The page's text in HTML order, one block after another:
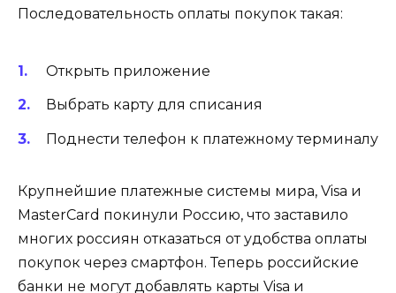
Последовательность оплаты покупок такая:
Открыть приложение
Выбрать карту для списания
Поднести телефон к платежному терминалу
Крупнейшие платежные системы мира, Visa и
MasterCard покинули Россию, что заставило
многих россиян отказаться от удобства оплаты
покупок через смартфон. Теперь российские
банки не могут добавлять карты Visa и